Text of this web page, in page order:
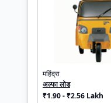
महिंद्रा
अल्फा लोड
₹1.90 - ₹2.56 Lakh